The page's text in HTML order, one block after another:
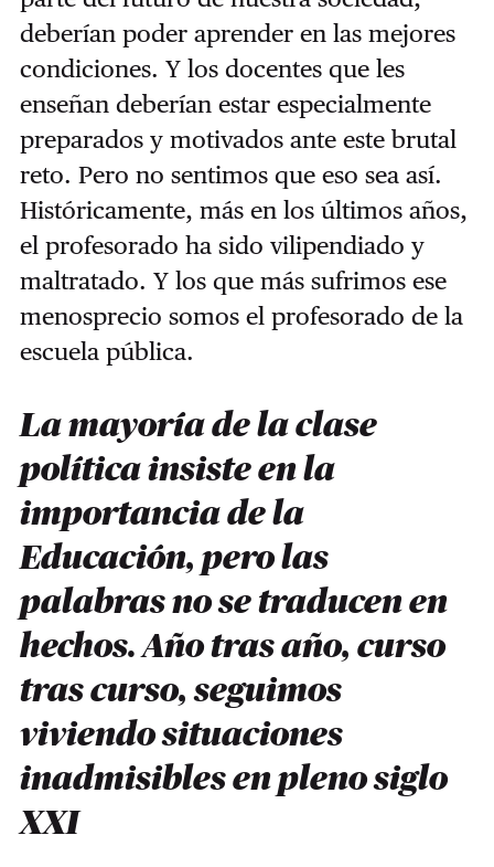
deberían poder aprender en las mejores
condiciones. Y los docentes que les
enseñan deberían estar especialmente
preparados y motivados ante este brutal
reto. Pero no sentimos que eso sea así.
Históricamente, más en los últimos años,
el profesorado ha sido vilipendiado y
maltratado. Y los que más sufrimos ese
menosprecio somos el profesorado de la
escuela pública.
La mayoría de la clase
política insiste en la
importancia de la
Educación, pero las
palabras no se traducen en
hechos. Año tras año, curso
tras curso, seguimos
viviendo situaciones
inadmisibles en pleno siglo
XXI